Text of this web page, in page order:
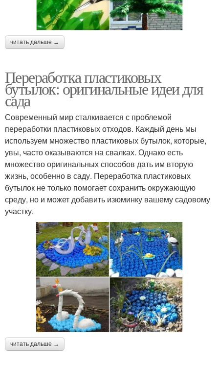
читать дальше →
Переработка пластиковых
бутылок: оригинальные идеи для
сада
Современный мир сталкивается с проблемой
переработки пластиковых отходов. Каждый день мы
используем множество пластиковых бутылок, которые,
увы, часто оказываются на свалках. Однако есть
множество оригинальных способов дать им вторую
жизнь, особенно в саду. Переработка пластиковых
бутылок не только помогает сохранить окружающую
среду, но и может добавить изюминку вашему садовому
участку.
читать дальше →